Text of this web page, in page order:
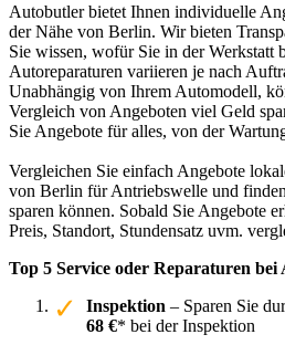
Autobutler bietet Ihnen individuelle
der Nähe von Berlin. Wir bieten
Sie wissen, wofür Sie in der Werkstatt
Autoreparaturen variieren je nach
Unabhängig von Ihrem Automodell,
Vergleich von Angeboten viel Geld
Sie Angebote für alles, von der
Vergleichen Sie einfach Angebote
von Berlin für Antriebswelle und
sparen können. Sobald Sie Angebote
Preis, Standort, Stundensatz uvm.
Top 5 Service oder Reparaturen
Inspektion – Sparen Sie
68 €* bei der Inspektion